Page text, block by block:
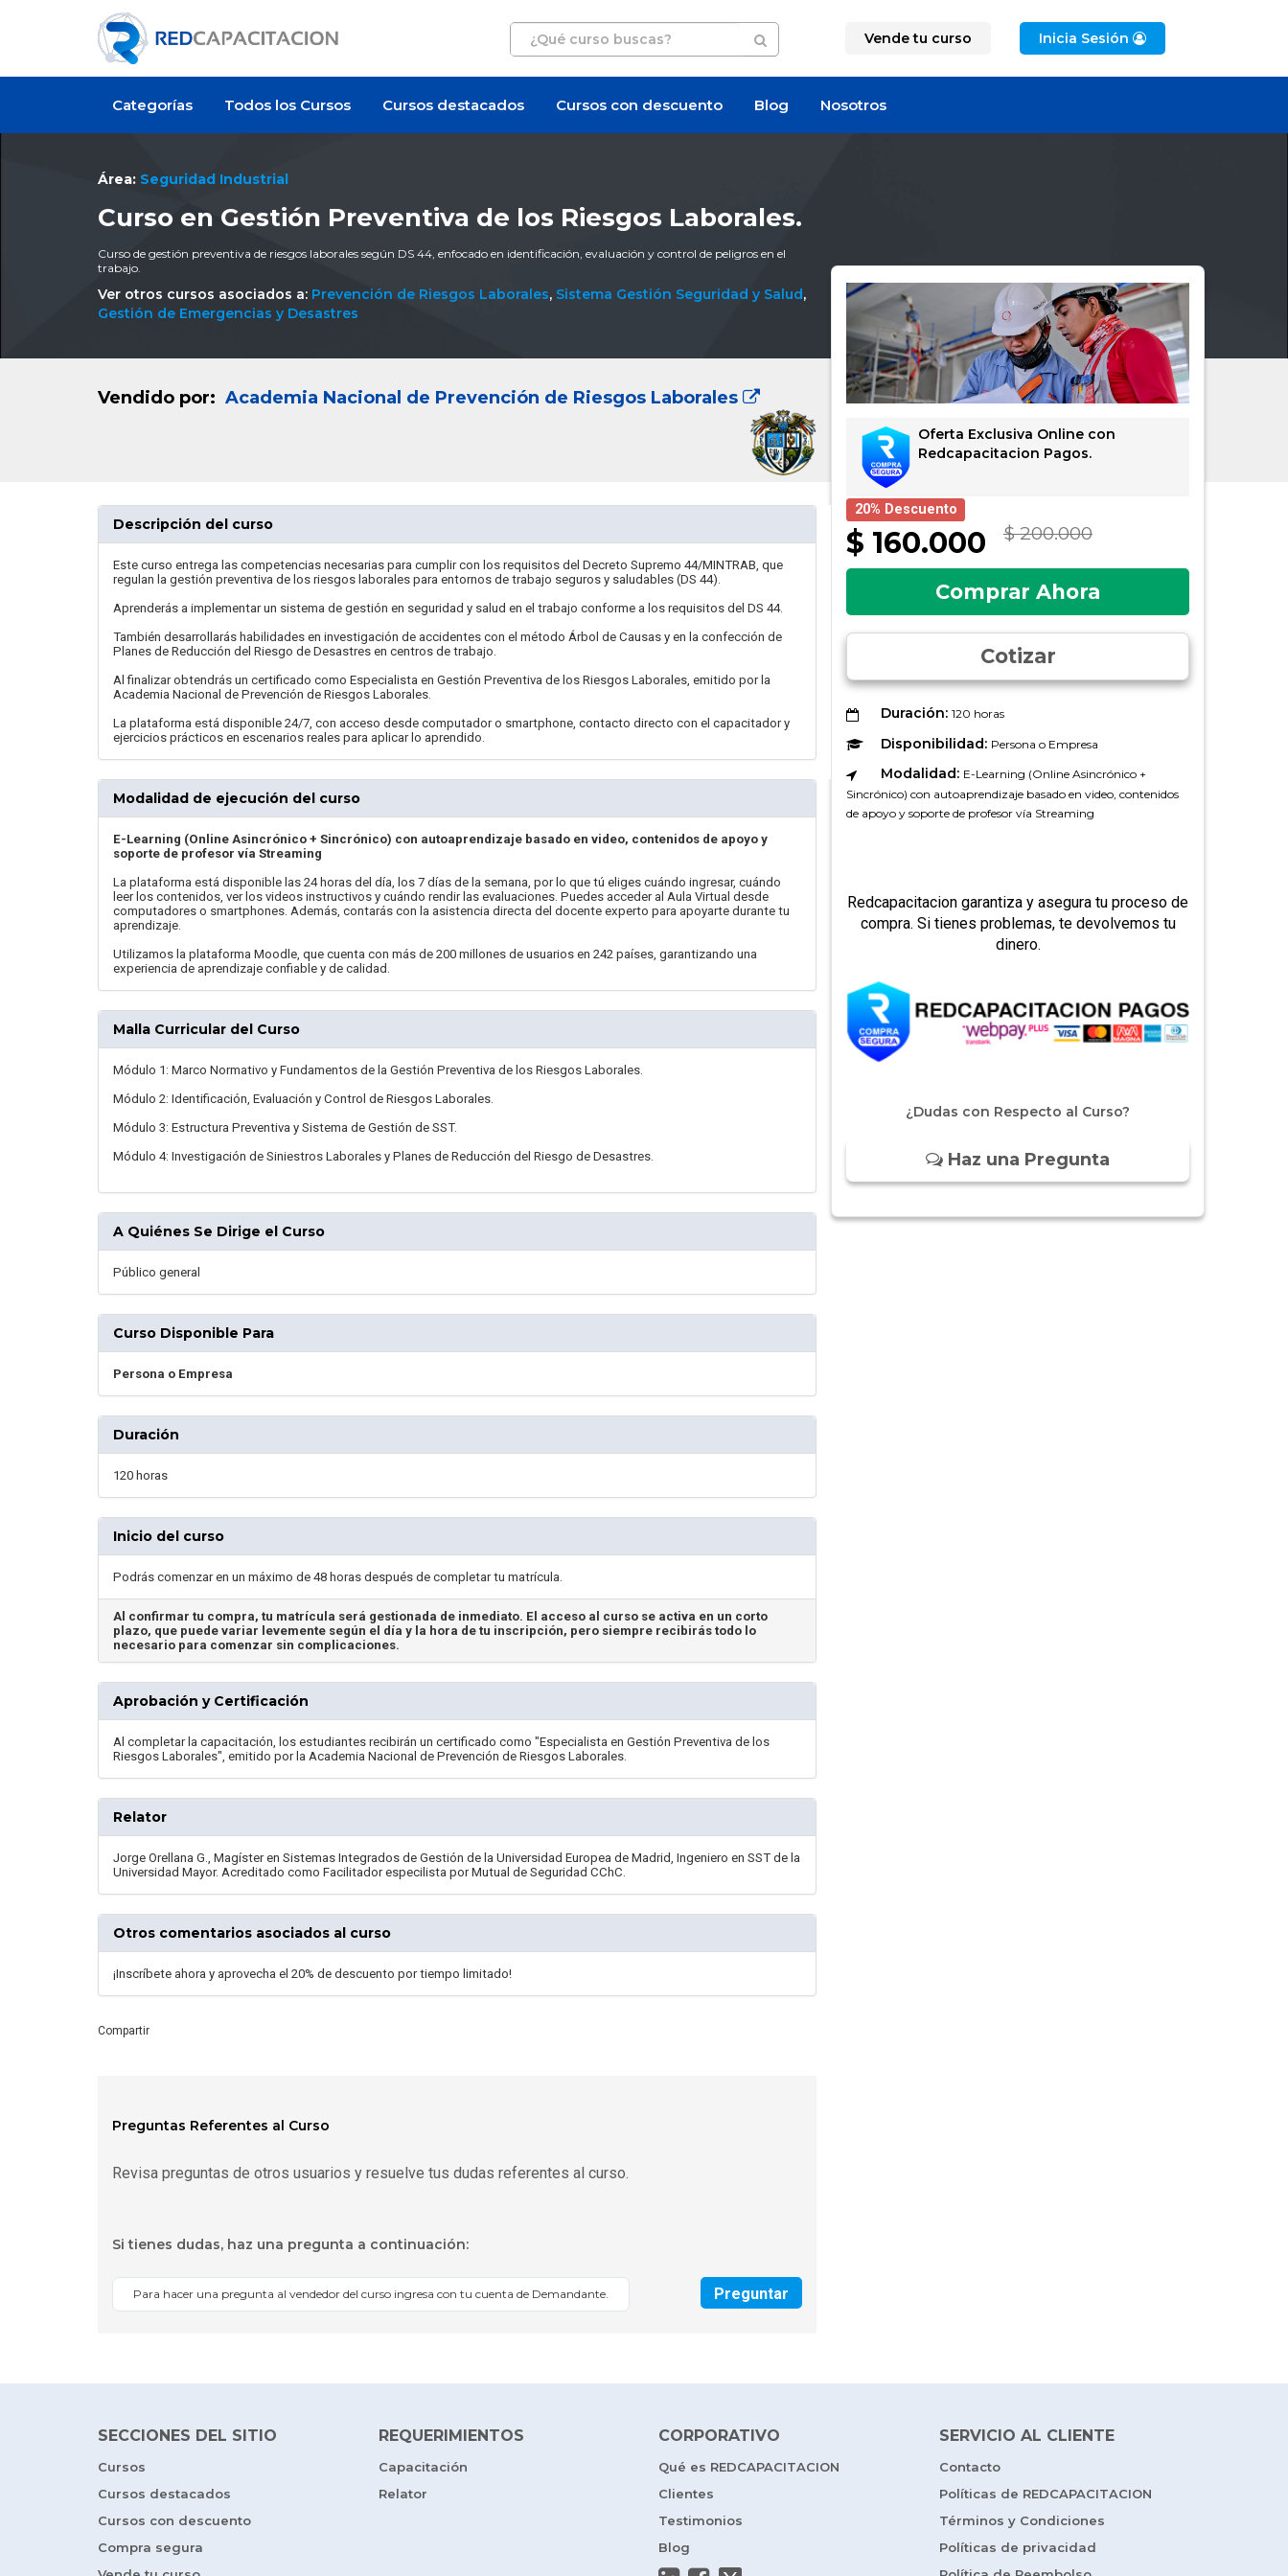
Vende tu curso Inicia Sesión
Categorías Todos los Cursos Cursos destacados Cursos con descuento Blog Nosotros
Área: Seguridad Industrial
Curso en Gestión Preventiva de los Riesgos Laborales.
Curso de gestión preventiva de riesgos laborales según DS 44, enfocado en identificación, evaluación y control de peligros en el
trabajo.
Ver otros cursos asociados a: Prevención de Riesgos Laborales, Sistema Gestión Seguridad y Salud,
Gestión de Emergencias y Desastres
Vendido por: Academia Nacional de Prevención de Riesgos Laborales
Oferta Exclusiva Online con
Redcapacitacion Pagos.
20% Descuento
$ 160.000 $ 200.000
Comprar Ahora
Cotizar
Duración: 120 horas
Disponibilidad: Persona o Empresa
Modalidad: E-Learning (Online Asincrónico +
Sincrónico) con autoaprendizaje basado en video, contenidos
de apoyo y soporte de profesor vía Streaming
Redcapacitacion garantiza y asegura tu proceso de
compra. Si tienes problemas, te devolvemos tu
dinero.
¿Dudas con Respecto al Curso?
Haz una Pregunta
Descripción del curso
Este curso entrega las competencias necesarias para cumplir con los requisitos del Decreto Supremo 44/MINTRAB, que
regulan la gestión preventiva de los riesgos laborales para entornos de trabajo seguros y saludables (DS 44).
Aprenderás a implementar un sistema de gestión en seguridad y salud en el trabajo conforme a los requisitos del DS 44.
También desarrollarás habilidades en investigación de accidentes con el método Árbol de Causas y en la confección de
Planes de Reducción del Riesgo de Desastres en centros de trabajo.
Al finalizar obtendrás un certificado como Especialista en Gestión Preventiva de los Riesgos Laborales, emitido por la
Academia Nacional de Prevención de Riesgos Laborales.
La plataforma está disponible 24/7, con acceso desde computador o smartphone, contacto directo con el capacitador y
ejercicios prácticos en escenarios reales para aplicar lo aprendido.
Modalidad de ejecución del curso
E-Learning (Online Asincrónico + Sincrónico) con autoaprendizaje basado en video, contenidos de apoyo y
soporte de profesor vía Streaming
La plataforma está disponible las 24 horas del día, los 7 días de la semana, por lo que tú eliges cuándo ingresar, cuándo
leer los contenidos, ver los videos instructivos y cuándo rendir las evaluaciones. Puedes acceder al Aula Virtual desde
computadores o smartphones. Además, contarás con la asistencia directa del docente experto para apoyarte durante tu
aprendizaje.
Utilizamos la plataforma Moodle, que cuenta con más de 200 millones de usuarios en 242 países, garantizando una
experiencia de aprendizaje confiable y de calidad.
Malla Curricular del Curso
Módulo 1: Marco Normativo y Fundamentos de la Gestión Preventiva de los Riesgos Laborales.
Módulo 2: Identificación, Evaluación y Control de Riesgos Laborales.
Módulo 3: Estructura Preventiva y Sistema de Gestión de SST.
Módulo 4: Investigación de Siniestros Laborales y Planes de Reducción del Riesgo de Desastres.
A Quiénes Se Dirige el Curso
Público general
Curso Disponible Para
Persona o Empresa
Duración
120 horas
Inicio del curso
Podrás comenzar en un máximo de 48 horas después de completar tu matrícula.
Al confirmar tu compra, tu matrícula será gestionada de inmediato. El acceso al curso se activa en un corto
plazo, que puede variar levemente según el día y la hora de tu inscripción, pero siempre recibirás todo lo
necesario para comenzar sin complicaciones.
Aprobación y Certificación
Al completar la capacitación, los estudiantes recibirán un certificado como "Especialista en Gestión Preventiva de los
Riesgos Laborales", emitido por la Academia Nacional de Prevención de Riesgos Laborales.
Relator
Jorge Orellana G., Magíster en Sistemas Integrados de Gestión de la Universidad Europea de Madrid, Ingeniero en SST de la
Universidad Mayor. Acreditado como Facilitador especilista por Mutual de Seguridad CChC.
Otros comentarios asociados al curso
¡Inscríbete ahora y aprovecha el 20% de descuento por tiempo limitado!
Compartir
Preguntas Referentes al Curso
Revisa preguntas de otros usuarios y resuelve tus dudas referentes al curso.
Si tienes dudas, haz una pregunta a continuación:
Para hacer una pregunta al vendedor del curso ingresa con tu cuenta de Demandante. Preguntar
SECCIONES DEL SITIO
Cursos
Cursos destacados
Cursos con descuento
Compra segura
REQUERIMIENTOS
Capacitación
Relator
CORPORATIVO
Qué es REDCAPACITACION
Clientes
Testimonios
Blog
SERVICIO AL CLIENTE
Contacto
Políticas de REDCAPACITACION
Términos y Condiciones
Políticas de privacidad